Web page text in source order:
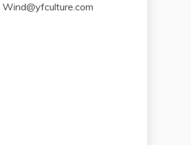
Wind@yfculture.com